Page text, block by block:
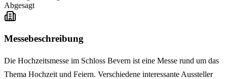
Abgesagt
Messebeschreibung
Die Hochzeitsmesse im Schloss Bevern ist eine Messe rund um das
Thema Hochzeit und Feiern. Verschiedene interessante Aussteller